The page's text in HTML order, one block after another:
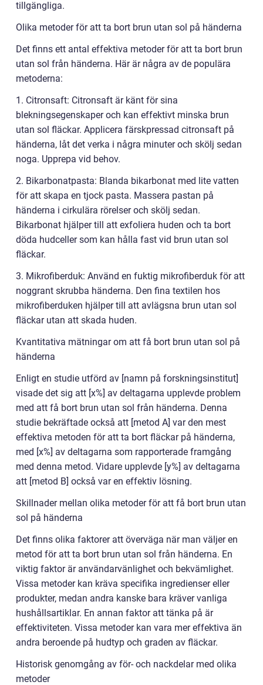
tillgängliga.
Olika metoder för att ta bort brun utan sol på händerna
Det finns ett antal effektiva metoder för att ta bort brun
utan sol från händerna. Här är några av de populära
metoderna:
1. Citronsaft: Citronsaft är känt för sina
blekningsegenskaper och kan effektivt minska brun
utan sol fläckar. Applicera färskpressad citronsaft på
händerna, låt det verka i några minuter och skölj sedan
noga. Upprepa vid behov.
2. Bikarbonatpasta: Blanda bikarbonat med lite vatten
för att skapa en tjock pasta. Massera pastan på
händerna i cirkulära rörelser och skölj sedan.
Bikarbonat hjälper till att exfoliera huden och ta bort
döda hudceller som kan hålla fast vid brun utan sol
fläckar.
3. Mikrofiberduk: Använd en fuktig mikrofiberduk för att
noggrant skrubba händerna. Den fina textilen hos
mikrofiberduken hjälper till att avlägsna brun utan sol
fläckar utan att skada huden.
Kvantitativa mätningar om att få bort brun utan sol på
händerna
Enligt en studie utförd av [namn på forskningsinstitut]
visade det sig att [x%] av deltagarna upplevde problem
med att få bort brun utan sol från händerna. Denna
studie bekräftade också att [metod A] var den mest
effektiva metoden för att ta bort fläckar på händerna,
med [x%] av deltagarna som rapporterade framgång
med denna metod. Vidare upplevde [y%] av deltagarna
att [metod B] också var en effektiv lösning.
Skillnader mellan olika metoder för att få bort brun utan
sol på händerna
Det finns olika faktorer att överväga när man väljer en
metod för att ta bort brun utan sol från händerna. En
viktig faktor är användarvänlighet och bekvämlighet.
Vissa metoder kan kräva specifika ingredienser eller
produkter, medan andra kanske bara kräver vanliga
hushållsartiklar. En annan faktor att tänka på är
effektiviteten. Vissa metoder kan vara mer effektiva än
andra beroende på hudtyp och graden av fläckar.
Historisk genomgång av för- och nackdelar med olika
metoder